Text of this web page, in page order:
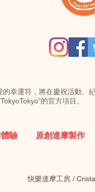
幸運符，將在慶祝活動
的官方項目。
驗 原創達摩製作
快樂達摩工房 /